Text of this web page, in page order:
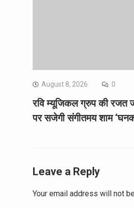
August 8, 2026 0
रवि म्यूजिकल ग्रुप की रजत
पर सजेगी संगीतमय शाम
Leave a Reply
Your email address will not